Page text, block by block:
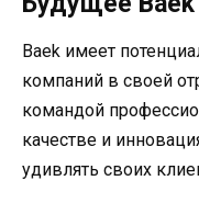
Baek имеет
компаний в своей
командой
качестве и
удивлять своих